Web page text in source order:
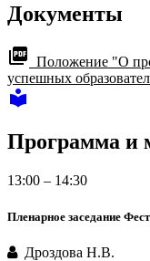
Документы
picture_as_pdf Положение "О
успешных

Программа и
13:00 – 14:30
Пленарное заседание
Дроздова Н.В.